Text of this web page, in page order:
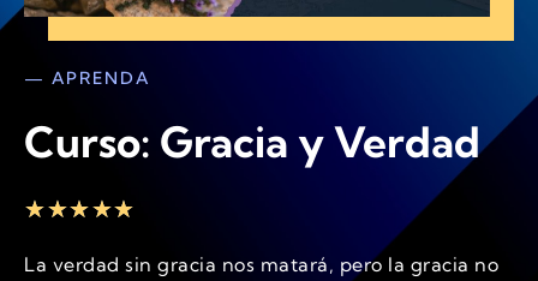
— APRENDA
Curso: Gracia y Verdad
★★★★★
La verdad sin gracia nos matará, pero la gracia no